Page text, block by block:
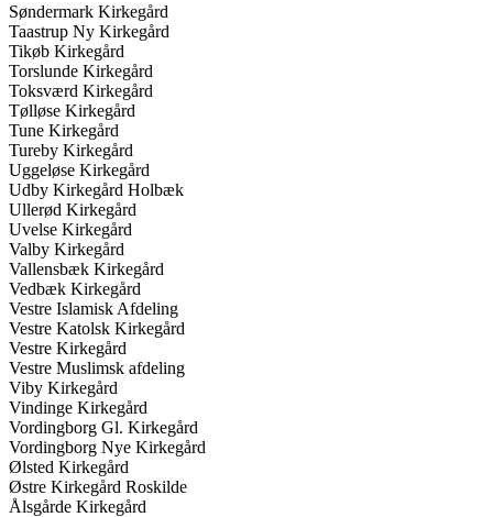
Søndermark Kirkegård
Taastrup Ny Kirkegård
Tikøb Kirkegård
Torslunde Kirkegård
Toksværd Kirkegård
Tølløse Kirkegård
Tune Kirkegård
Tureby Kirkegård
Uggeløse Kirkegård
Udby Kirkegård Holbæk
Ullerød Kirkegård
Uvelse Kirkegård
Valby Kirkegård
Vallensbæk Kirkegård
Vedbæk Kirkegård
Vestre Islamisk Afdeling
Vestre Katolsk Kirkegård
Vestre Kirkegård
Vestre Muslimsk afdeling
Viby Kirkegård
Vindinge Kirkegård
Vordingborg Gl. Kirkegård
Vordingborg Nye Kirkegård
Ølsted Kirkegård
Østre Kirkegård Roskilde
Ålsgårde Kirkegård